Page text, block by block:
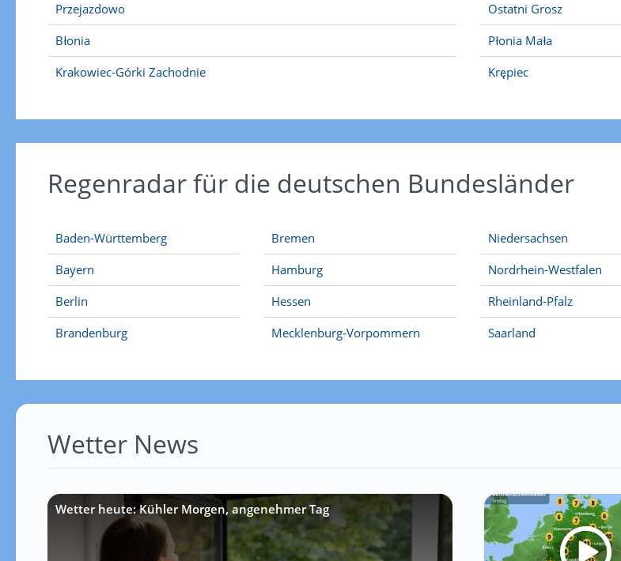
Przejazdowo
Błonia
Krakowiec-Górki Zachodnie
Ostatni Grosz
Płonia Mała
Krępiec
Regenradar für die deutschen Bundesländer
Baden-Württemberg
Bayern
Berlin
Brandenburg
Bremen
Hamburg
Hessen
Mecklenburg-Vorpommern
Niedersachsen
Nordrhein-Westfalen
Rheinland-Pfalz
Saarland
Wetter News
Wetter heute: Kühler Morgen, angenehmer Tag